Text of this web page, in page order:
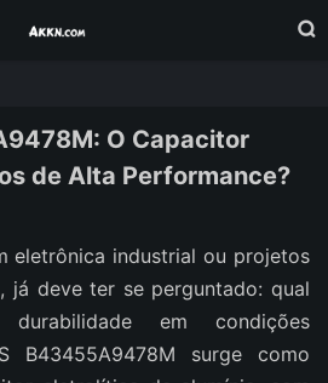

O Capacitor
de Alta Performance?
eletrônica industrial ou projetos
já deve ter se perguntado: qual
em condições
B43455A9478M surge como